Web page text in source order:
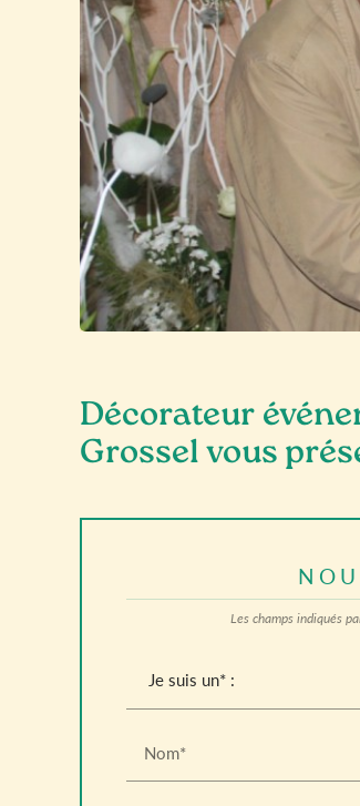
Décorateur
Grossel vous
Les champs indiqués
Nom*